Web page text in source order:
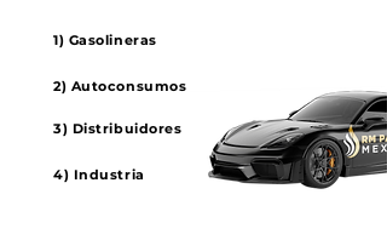
1) Gasolineras
2) Autoconsumos
3) Distribuidores
4) Industria